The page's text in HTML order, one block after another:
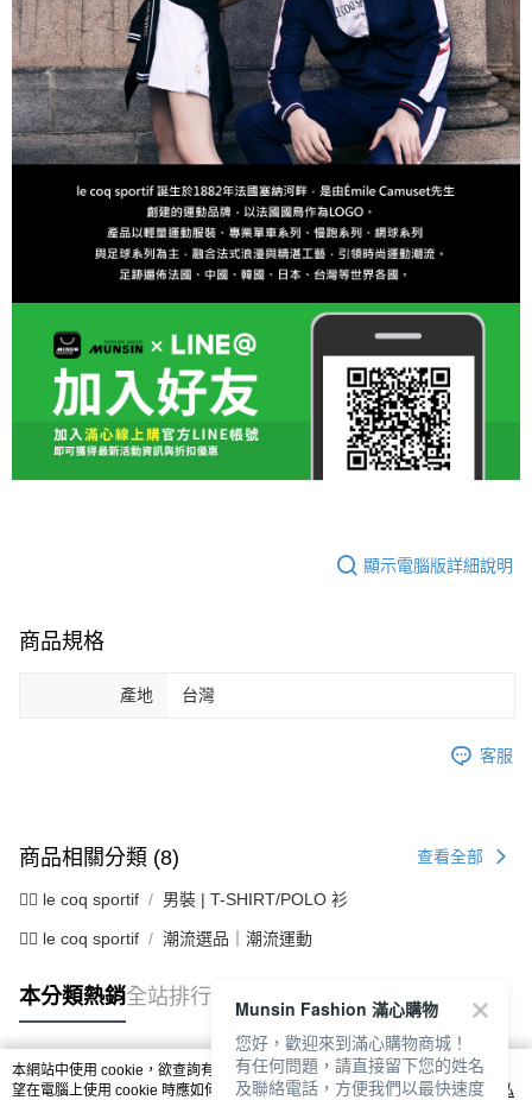
顯示電腦版詳細說明
商品規格
產地 台灣
客服
商品相關分類 (8) 查看全部
🚴‍♂️ le coq sportif 男裝 | T-SHIRT/POLO 衫
🚴‍♂️ le coq sportif 潮流選品｜潮流運動
本分類熱銷全站排行
熱門標籤
本網站中使用 cookie，欲查詢有關本網站使用 cookie 方式之詳情，及若您不希
望在電腦上使用 cookie 時應如何變更電腦的 cookie 設定，請參閱本網站「
隱私
Munsin Fashion 滿心購物
您好，歡迎來到滿心購物商城！
有任何問題，請直接留下您的姓名
及聯絡電話，方便我們以最快速度